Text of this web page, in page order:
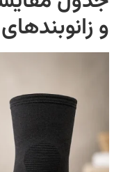
زانوبندهای